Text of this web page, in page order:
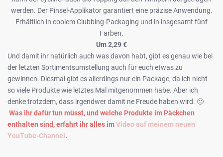
werden. Der Pinsel-Applikator garantiert eine präzise Anwendung.
Erhältlich in coolem Clubbing-Packaging und in insgesamt fünf
Farben.
Um 2,29 €
Und damit ihr natürlich auch was davon habt, gibt es genau wie bei
der letzten Sortimentsumstellung auch für euch etwas zu
gewinnen. Diesmal gibt es allerdings nur ein Package, da ich nicht
so viele Produkte wie letztes Mal mitgenommen habe. Aber ich
denke trotzdem, dass irgendwer damit ne Freude haben wird. 🙂
Was ihr dafür tun müsst, und welche Produkte im Päckchen
enthalten sind, erfahrt ihr alles imVideo auf meinem neuen
YouTube-Channel .